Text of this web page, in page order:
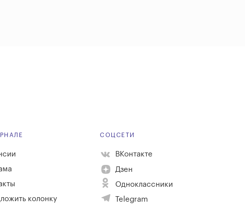
колонку
СОЦСЕТИ
ВКонтакте
Дзен
Одноклассники
Telegram